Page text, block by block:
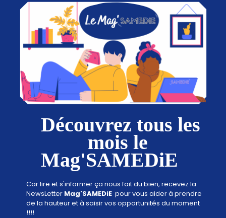
Découvrez tous les
mois le
Mag'SAMEDiE
Car lire et s'informer ça nous fait du bien, recevez la
NewsLetter Mag'SAMEDiE pour vous aider à prendre
de la hauteur et à saisir vos opportunités du moment
!!!!